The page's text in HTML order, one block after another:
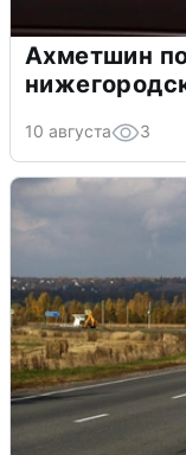
Ахметшин
10 августа 3